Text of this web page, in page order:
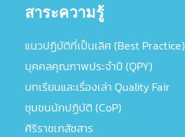
สาระความรู้
แนวปฏิบัติที่เป็นเลิศ (Best Practice)
บุคคลคุณภาพประจำปี (QPY)
บทเรียนและเรื่องเล่า Quality Fair
ชุมชนนักปฏิบัติ (CoP)
ศิริราชเภสัชสาร